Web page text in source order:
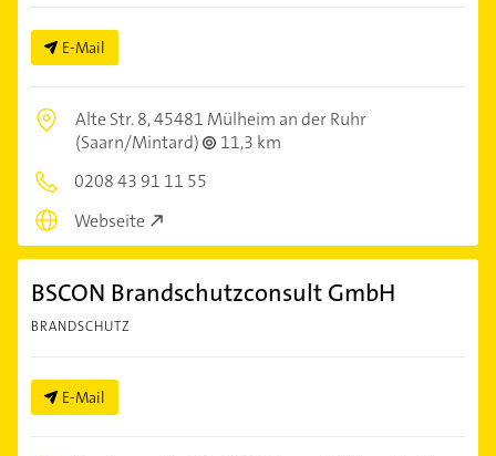
E-Mail
Alte Str. 8,45481 Mülheim an der Ruhr
(Saarn/Mintard)
11,3 km
0208 43 91 11 55
Webseite
BSCON Brandschutzconsult GmbH
BRANDSCHUTZ
E-Mail